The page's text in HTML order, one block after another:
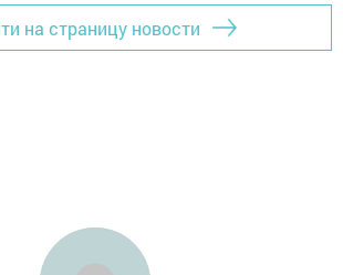
на страницу новости